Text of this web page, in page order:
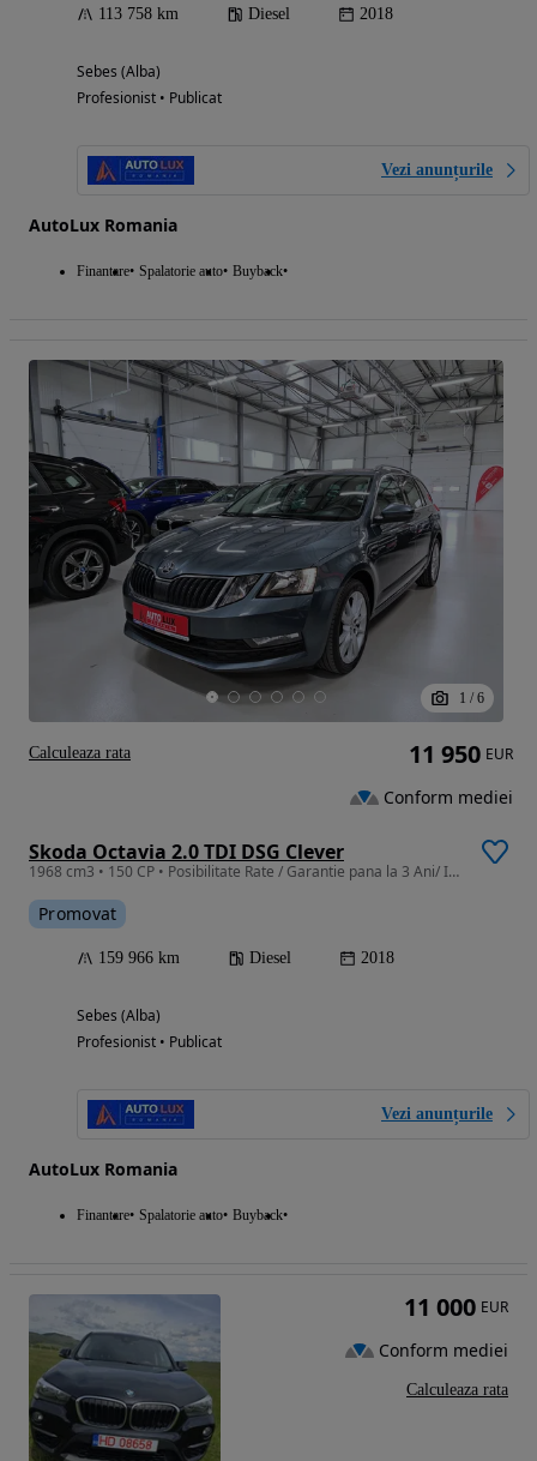
113 758 km Diesel 2018
Sebes (Alba)
Profesionist • Publicat
Vezi anunțurile
AutoLux Romania
Finantare Spalatorie auto Buyback
1 / 6
Skoda Octavia 2.0 TDI DSG Clever
1968 cm3 • 150 CP • Posibilitate Rate / Garantie pana la 3 Ani/ Istoric Service
Promovat
159 966 km Diesel 2018
Sebes (Alba)
Profesionist • Publicat
Vezi anunțurile
AutoLux Romania
Finantare Spalatorie auto Buyback
11 950 EUR
Conform mediei
Calculeaza rata
11 000 EUR
Conform mediei
Calculeaza rata